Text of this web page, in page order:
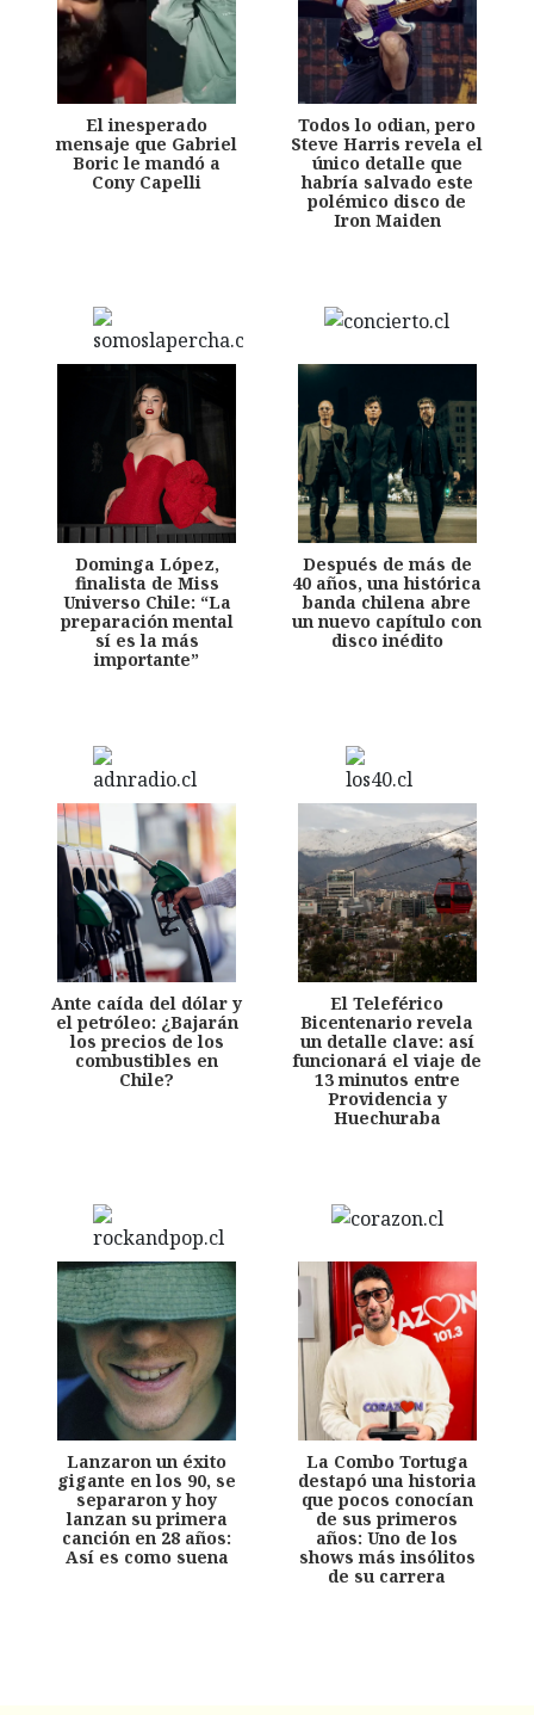
El inesperado
mensaje que Gabriel
Boric le mandó a
Cony Capelli
Todos lo odian, pero
Steve Harris revela el
único detalle que
habría salvado este
polémico disco de
Iron Maiden
Dominga López,
finalista de Miss
Universo Chile: “La
preparación mental
sí es la más
importante”
Después de más de
40 años, una histórica
banda chilena abre
un nuevo capítulo con
disco inédito
Ante caída del dólar y
el petróleo: ¿Bajarán
los precios de los
combustibles en
Chile?
El Teleférico
Bicentenario revela
un detalle clave: así
funcionará el viaje de
13 minutos entre
Providencia y
Huechuraba
Lanzaron un éxito
gigante en los 90, se
separaron y hoy
lanzan su primera
canción en 28 años:
Así es como suena
La Combo Tortuga
destapó una historia
que pocos conocían
de sus primeros
años: Uno de los
shows más insólitos
de su carrera